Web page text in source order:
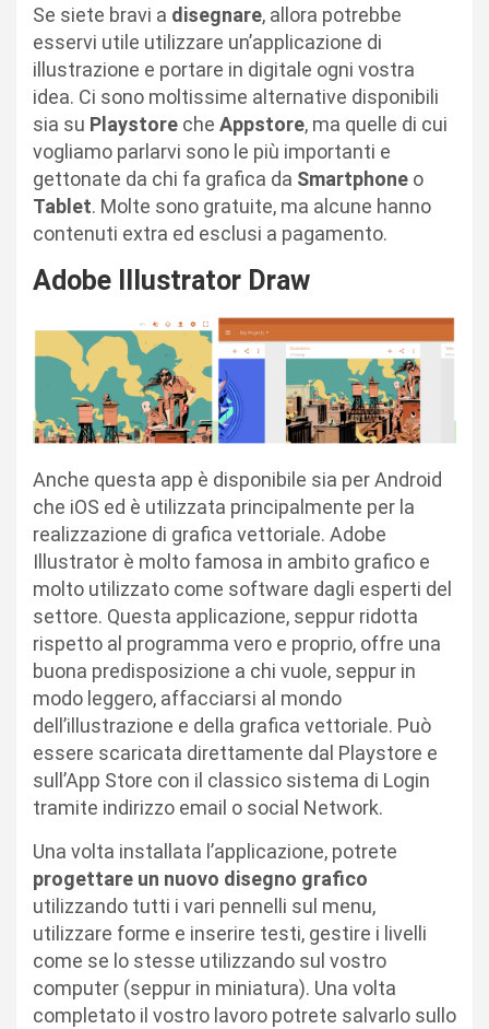
Se siete bravi a disegnare, allora potrebbe
esservi utile utilizzare un’applicazione di
illustrazione e portare in digitale ogni vostra
idea. Ci sono moltissime alternative disponibili
sia su Playstore che Appstore, ma quelle di cui
vogliamo parlarvi sono le più importanti e
gettonate da chi fa grafica da Smartphone o
Tablet. Molte sono gratuite, ma alcune hanno
contenuti extra ed esclusi a pagamento.
Adobe Illustrator Draw
Anche questa app è disponibile sia per Android
che iOS ed è utilizzata principalmente per la
realizzazione di grafica vettoriale. Adobe
Illustrator è molto famosa in ambito grafico e
molto utilizzato come software dagli esperti del
settore. Questa applicazione, seppur ridotta
rispetto al programma vero e proprio, offre una
buona predisposizione a chi vuole, seppur in
modo leggero, affacciarsi al mondo
dell’illustrazione e della grafica vettoriale. Può
essere scaricata direttamente dal Playstore e
sull’App Store con il classico sistema di Login
tramite indirizzo email o social Network.
Una volta installata l’applicazione, potrete
progettare un nuovo disegno grafico
utilizzando tutti i vari pennelli sul menu,
utilizzare forme e inserire testi, gestire i livelli
come se lo stesse utilizzando sul vostro
computer (seppur in miniatura). Una volta
completato il vostro lavoro potrete salvarlo sullo